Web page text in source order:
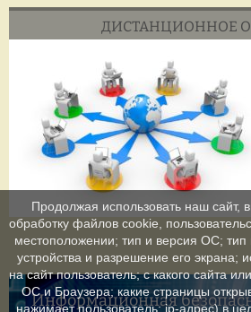
ДИСТАНЦИОННОЕ
Информационная
Продолжая использовать наш сайт,
обработку файлов cookie,
местоположении; тип и версия ОС; тип
устройства и разрешение его экрана;
на сайт пользователь; с какого сайта
ОС и Браузера; какие страницы
нажимает пользователь; ip-адрес) в